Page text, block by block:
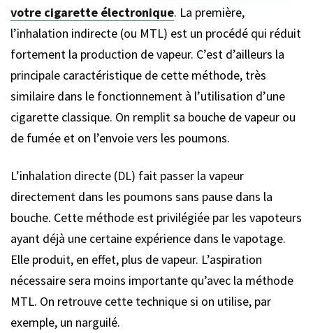
votre cigarette électronique. La première,
l’inhalation indirecte (ou MTL) est un procédé qui réduit
fortement la production de vapeur. C’est d’ailleurs la
principale caractéristique de cette méthode, très
similaire dans le fonctionnement à l’utilisation d’une
cigarette classique. On remplit sa bouche de vapeur ou
de fumée et on l’envoie vers les poumons.
L’inhalation directe (DL) fait passer la vapeur
directement dans les poumons sans pause dans la
bouche. Cette méthode est privilégiée par les vapoteurs
ayant déjà une certaine expérience dans le vapotage.
Elle produit, en effet, plus de vapeur. L’aspiration
nécessaire sera moins importante qu’avec la méthode
MTL. On retrouve cette technique si on utilise, par
exemple, un narguilé.